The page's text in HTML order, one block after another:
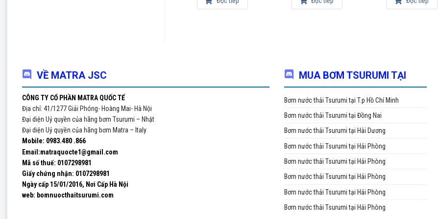
Luôn đặt niềm tin khách hàng lên vị trí hàng đầu.
Email: larryhuy@csvietnam.com
VỀ MATRA JSC
CÔNG TY CỔ PHẦN MATRA QUỐC TẾ
Địa chỉ: 41/1277 Giải Phóng- Hoàng Mai- Hà Nội
Đại diện Uỷ quyền của hãng bơm Tsurumi – Nhật
Đại diện Uỷ quyền của hãng bơm Matra – Italy
Mobile: 0983.480 .866
Email:matraquocte1@gmail.com
Mã số thuế: 0107298981
Giấy chứng nhận: 0107298981
Ngày cấp 15/01/2016, Nơi Cấp Hà Nội
web: bomnuocthaitsurumi.com
MUA BƠM TSURUMI TẠI
Bơm nước thải Tsurumi tại T.p Hồ Chí Minh
Bơm nước thải Tsurumi tại Đồng Nai
Bơm nước thải Tsurumi tại Hải Dương
Bơm nước thải Tsurumi tại Hải Phòng
Bơm nước thải Tsurumi tại Hải Phòng
Bơm nước thải Tsurumi tại Hải Phòng
Bơm nước thải Tsurumi tại Hải Phòng
Bơm nước thải Tsurumi tại Hải Phòng